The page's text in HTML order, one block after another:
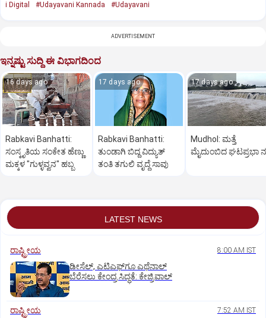
i Digital
#Udayavani Kannada #Udayavani
ADVERTISEMENT
ಇನ್ನಷ್ಟು ಸುದ್ದಿ ಈ ವಿಭಾಗದಿಂದ
16 days ago
Rabkavi Banhatti:
ಸಂಸ್ಕೃತಿಯ ಸಂಕೇತ ಹೆಣ್ಣು
ಮಕ್ಕಳ "ಗುಳ್ಳವ್ವನ" ಹಬ್ಬ
17 days ago
Rabkavi Banhatti:
ತುಂಡಾಗಿ ಬಿದ್ದ ವಿದ್ಯುತ್
ತಂತಿ ತಗುಲಿ ವೃದ್ಧೆ ಸಾವು
17 days ago
Mudhol: ಮತ್ತೆ
ಮೈದುಂಬಿದ ಘಟಪ್ರಭಾ
LATEST NEWS
ರಾಷ್ಟ್ರೀಯ 8:00 AM IST
ಡೀಸೆಲ್‌, ಎಟಿಎಫ್‌ಗೂ ಎಥೆನಾಲ್‌
ಬೆರೆಸಲು ಕೇಂದ್ರ ಸಿದ್ಧತೆ: ಕೇಜ್ರಿವಾಲ್‌
ರಾಷ್ಟ್ರೀಯ 7:52 AM IST